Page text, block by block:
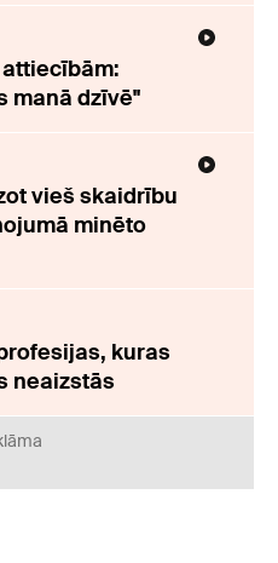
manā dzīvē"
vieš skaidrību
minēto
kuras
neaizstās